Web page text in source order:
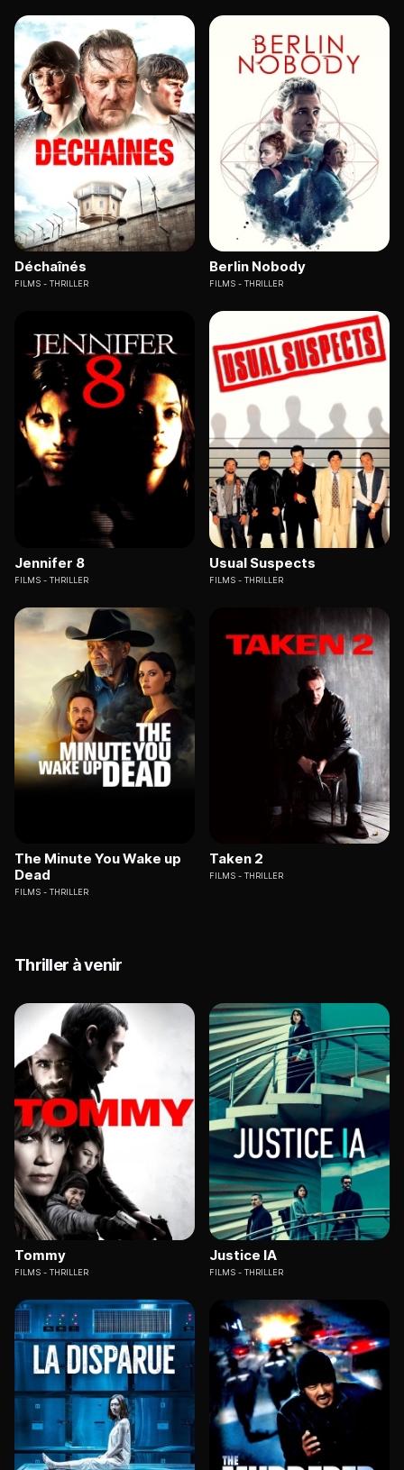
Déchaînés
FILMS THRILLER
Berlin Nobody
FILMS THRILLER
Jennifer 8
FILMS THRILLER
Usual Suspects
FILMS THRILLER
The Minute You Wake up
Dead
FILMS THRILLER
Taken 2
FILMS THRILLER
Thriller à venir
Tommy
FILMS THRILLER
Justice IA
FILMS THRILLER